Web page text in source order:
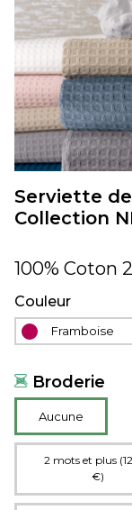
Serviette
Collection
100% Coton
Couleur
Framboise
Broderie
Aucune
2 mots et plus
€)